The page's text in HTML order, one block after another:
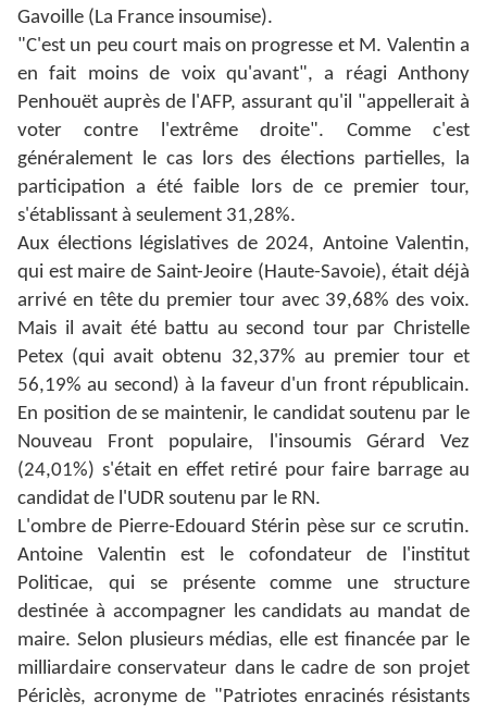
Gavoille (La France insoumise).
"C'est un peu court mais on progresse et M. Valentin a
en fait moins de voix qu'avant", a réagi Anthony
Penhouët auprès de l'AFP, assurant qu'il "appellerait à
voter contre l'extrême droite". Comme c'est
généralement le cas lors des élections partielles, la
participation a été faible lors de ce premier tour,
s'établissant à seulement 31,28%.
Aux élections législatives de 2024, Antoine Valentin,
qui est maire de Saint-Jeoire (Haute-Savoie), était déjà
arrivé en tête du premier tour avec 39,68% des voix.
Mais il avait été battu au second tour par Christelle
Petex (qui avait obtenu 32,37% au premier tour et
56,19% au second) à la faveur d'un front républicain.
En position de se maintenir, le candidat soutenu par le
Nouveau Front populaire, l'insoumis Gérard Vez
(24,01%) s'était en effet retiré pour faire barrage au
candidat de l'UDR soutenu par le RN.
L'ombre de Pierre-Edouard Stérin pèse sur ce scrutin.
Antoine Valentin est le cofondateur de l'institut
Politicae, qui se présente comme une structure
destinée à accompagner les candidats au mandat de
maire. Selon plusieurs médias, elle est financée par le
milliardaire conservateur dans le cadre de son projet
Périclès, acronyme de "Patriotes enracinés résistants